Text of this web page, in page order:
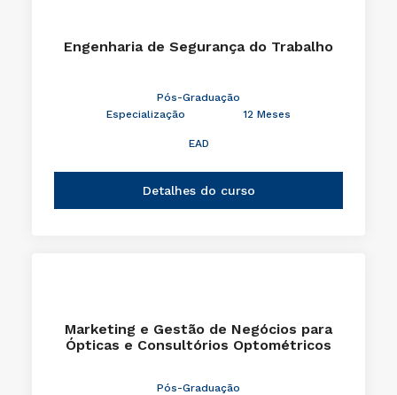
Engenharia de Segurança do Trabalho
Pós-Graduação
Especialização
12 Meses
EAD
Detalhes do curso
Marketing e Gestão de Negócios para
Ópticas e Consultórios Optométricos
Pós-Graduação